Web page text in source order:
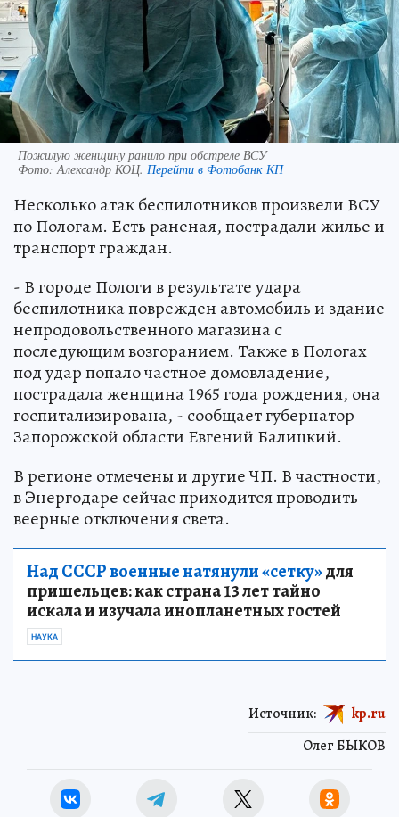
Пожилую женщину ранило при обстреле ВСУ
Фото: Александр КОЦ. Перейти в Фотобанк КП
Несколько атак беспилотников произвели ВСУ
по Пологам. Есть раненая, пострадали жилье и
транспорт граждан.
- В городе Пологи в результате удара
беспилотника поврежден автомобиль и здание
непродовольственного магазина с
последующим возгоранием. Также в Пологах
под удар попало частное домовладение,
пострадала женщина 1965 года рождения, она
госпитализирована, - сообщает губернатор
Запорожской области Евгений Балицкий.
В регионе отмечены и другие ЧП. В частности,
в Энергодаре сейчас приходится проводить
веерные отключения света.
Над СССР военные натянули «сетку»для
пришельцев: как страна 13 лет тайно
искала и изучала инопланетных гостей
НАУКА
Олег БЫКОВ
Источник: kp.ru